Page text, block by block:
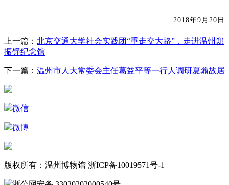
2018年9月20日
上一篇： 北京交通大学社会实践团“重走交大路”，走进温州郑
振铎纪念馆
下一篇： 温州市人大常委会主任葛益平等一行人调研夏鼐故居
微信
微博
版权所有：温州博物馆 浙ICP备10019571号-1